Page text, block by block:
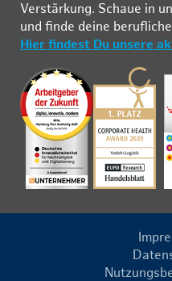
Ver­stär­kung. Schau­e in
und fin­de deine
Hier findest Du unsere